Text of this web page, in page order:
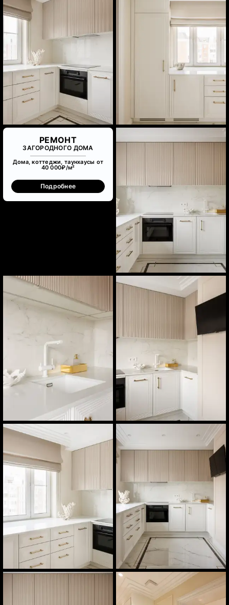
РЕМОНТ
ЗАГОРОДНОГО ДОМА
Дома, коттеджи, таунхаусы от
40 000₽/м²
Подробнее